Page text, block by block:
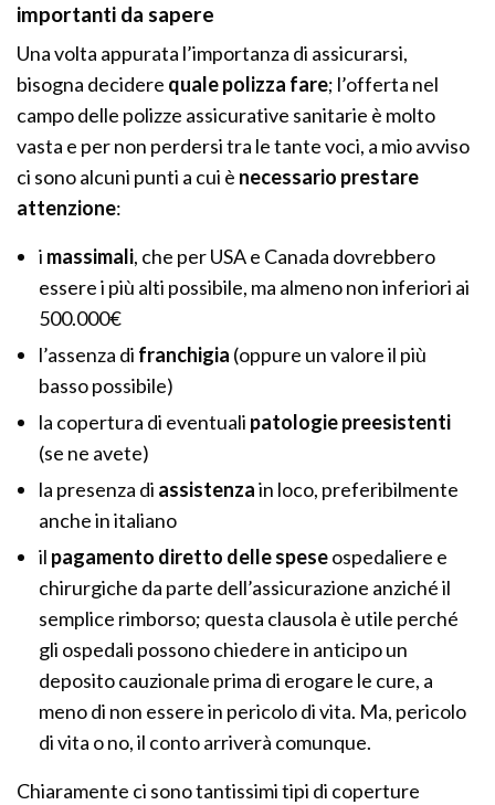
importanti da sapere
Una volta appurata l’importanza di assicurarsi,
bisogna decidere quale polizza fare; l’offerta nel
campo delle polizze assicurative sanitarie è molto
vasta e per non perdersi tra le tante voci, a mio avviso
ci sono alcuni punti a cui è necessario prestare
attenzione:
i massimali, che per USA e Canada dovrebbero
essere i più alti possibile, ma almeno non inferiori ai
500.000€
l’assenza di franchigia (oppure un valore il più
basso possibile)
la copertura di eventuali patologie preesistenti
(se ne avete)
la presenza di assistenzain loco, preferibilmente
anche in italiano
il pagamento diretto delle speseospedaliere e
chirurgiche da parte dell’assicurazione anziché il
semplice rimborso; questa clausola è utile perché
gli ospedali possono chiedere in anticipo un
deposito cauzionale prima di erogare le cure, a
meno di non essere in pericolo di vita. Ma, pericolo
di vita o no, il conto arriverà comunque.
Chiaramente ci sono tantissimi tipi di coperture